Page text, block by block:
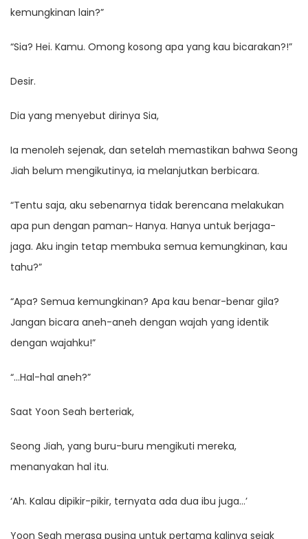
kemungkinan lain?”
“Sia? Hei. Kamu. Omong kosong apa yang kau bicarakan?!”
Desir.
Dia yang menyebut dirinya Sia,
Ia menoleh sejenak, dan setelah memastikan bahwa Seong
Jiah belum mengikutinya, ia melanjutkan berbicara.
“Tentu saja, aku sebenarnya tidak berencana melakukan
apa pun dengan paman~ Hanya. Hanya untuk berjaga-
jaga. Aku ingin tetap membuka semua kemungkinan, kau
tahu?”
“Apa? Semua kemungkinan? Apa kau benar-benar gila?
Jangan bicara aneh-aneh dengan wajah yang identik
dengan wajahku!”
“…Hal-hal aneh?”
Saat Yoon Seah berteriak,
Seong Jiah, yang buru-buru mengikuti mereka,
menanyakan hal itu.
‘Ah. Kalau dipikir-pikir, ternyata ada dua ibu juga…’
Yoon Seah merasa pusing untuk pertama kalinya sejak